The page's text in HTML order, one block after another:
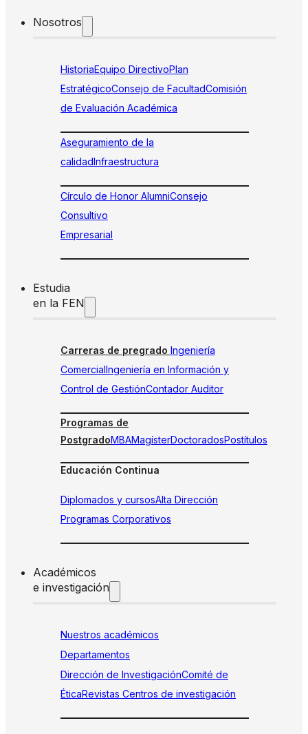
Nosotros
HistoriaEquipo DirectivoPlan
EstratégicoConsejo de FacultadComisión
de Evaluación Académica
Aseguramiento de la
calidadInfraestructura
Círculo de Honor AlumniConsejo
Consultivo
Empresarial
Estudia
en la FEN
Carreras de pregrado Ingeniería
ComercialIngeniería en Información y
Control de GestiónContador Auditor
Programas de
PostgradoMBAMagísterDoctoradosPostítulos
Educación Continua
Diplomados y cursosAlta Dirección
Programas Corporativos
Académicos
e investigación
Nuestros académicos
Departamentos
Dirección de InvestigaciónComité de
ÉticaRevistas Centros de investigación